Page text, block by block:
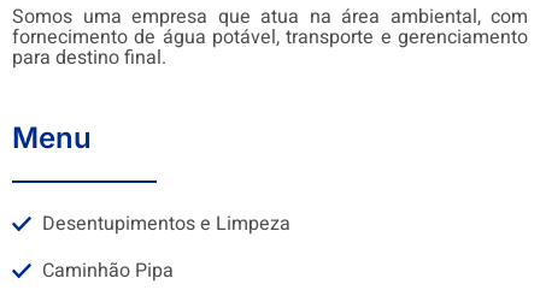
Somos uma empresa que atua na área ambiental, com
fornecimento de água potável, transporte e gerenciamento
para destino final.
Menu
Desentupimentos e Limpeza
Caminhão Pipa